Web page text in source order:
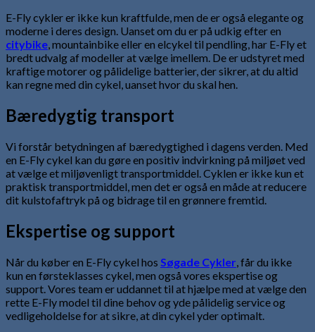
E-Fly cykler er ikke kun kraftfulde, men de er også elegante og
moderne i deres design. Uanset om du er på udkig efter en
citybike, mountainbike eller en elcykel til pendling, har E-Fly et
bredt udvalg af modeller at vælge imellem. De er udstyret med
kraftige motorer og pålidelige batterier, der sikrer, at du altid
kan regne med din cykel, uanset hvor du skal hen.
Bæredygtig transport
Vi forstår betydningen af bæredygtighed i dagens verden. Med
en E-Fly cykel kan du gøre en positiv indvirkning på miljøet ved
at vælge et miljøvenligt transportmiddel. Cyklen er ikke kun et
praktisk transportmiddel, men det er også en måde at reducere
dit kulstofaftryk på og bidrage til en grønnere fremtid.
Ekspertise og support
Når du køber en E-Fly cykel hos Søgade Cykler, får du ikke
kun en førsteklasses cykel, men også vores ekspertise og
support. Vores team er uddannet til at hjælpe med at vælge den
rette E-Fly model til dine behov og yde pålidelig service og
vedligeholdelse for at sikre, at din cykel yder optimalt.